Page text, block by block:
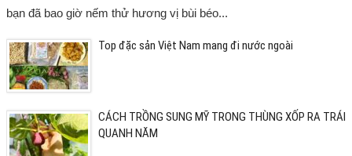
bạn đã bao giờ nếm thử hương vị bùi béo...
Top đặc sản Việt Nam mang đi nước ngoài
CÁCH TRỒNG SUNG MỸ TRONG THÙNG XỐP RA TRÁI
QUANH NĂM